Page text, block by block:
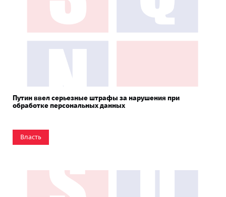
Путин ввел серьезные штрафы за нарушения при
обработке персональных данных
Власть